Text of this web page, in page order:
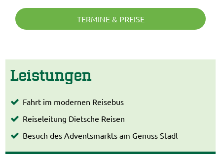
TERMINE & PREISE
Leistungen
Fahrt im modernen Reisebus
Reiseleitung Dietsche Reisen
Besuch des Adventsmarkts am Genuss Stadl